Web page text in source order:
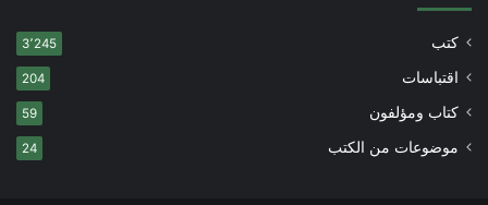
كتب 3٬245
اقتباسات 204
كتاب ومؤلفون 59
موضوعات من الكتب 24